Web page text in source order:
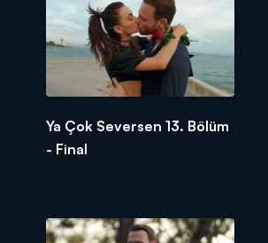
"Ya Çok
Ya Çok Seversen 13. Bölüm
- Final